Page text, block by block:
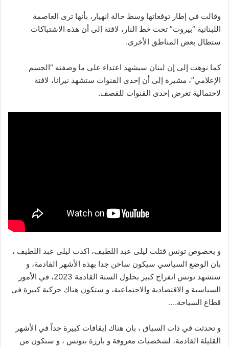
وقالت في إطار توقعاتها وسط حالة انهيار، بأنها ترى العاصمة
اللبنانية “بيروت” تحت خط النار، لافتة إلى أن هذه الاشتباكات
ستطال بعض المناطق الأخرى.
كما نوهت إلى إن لبنان سيشهد اعتداء على ما وصفته “الجسم
الإعلامي”، مشيرة إلى أن إحدى القنوات ستشهد نيرانا، لافتة
لاحتمالية تعرض إحدى القنوات للقصف.
و بخصوص تونس قتلت ليلى عبد اللطيف، اكدت ليلى عبد اللطيف ،
بان الوضع السياسي سيكون ساخن جدا بهذه الأشهر القادمة، و
ستشهد تونس انفراج كبير بحلول السنة القادمة 2023، في الأمور
السياسية و الاقتصادية والاجتماعية، و ستكون هناك حركية كبيرة في
قطاع السياحة….
و تحدثت في ذات السياق ، بان هناك إيقافات كبيرة جداً في الأشهر
القليلة القادمة، لشخصيات معروفة و بارزة بتونس ، و ستكون من